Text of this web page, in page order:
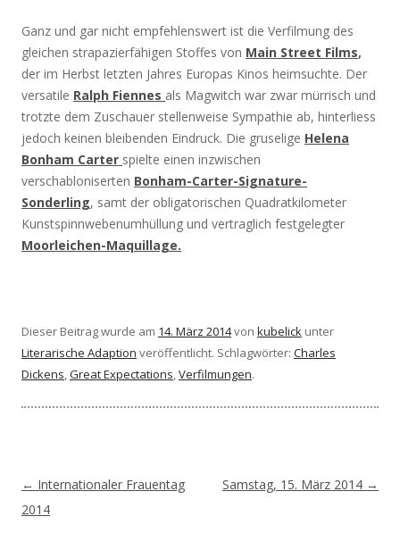
Ganz und gar nicht empfehlenswert ist die Verfilmung des
gleichen strapazierfähigen Stoffes von Main Street Films,
der im Herbst letzten Jahres Europas Kinos heimsuchte. Der
versatile Ralph Fiennes als Magwitch war zwar mürrisch und
trotzte dem Zuschauer stellenweise Sympathie ab, hinterliess
jedoch keinen bleibenden Eindruck. Die gruselige Helena
Bonham Carter spielte einen inzwischen
verschabloniserten Bonham-Carter-Signature-
Sonderling, samt der obligatorischen Quadratkilometer
Kunstspinnwebenumhüllung und vertraglich festgelegter
Moorleichen-Maquillage.
Dieser Beitrag wurde am 14. März 2014von kubelick unter
Literarische Adaption veröffentlicht. Schlagwörter: Charles
Dickens,Great Expectations,Verfilmungen.
Beitragsnavigation
← Internationaler Frauentag
2014
Samstag, 15. März 2014 →